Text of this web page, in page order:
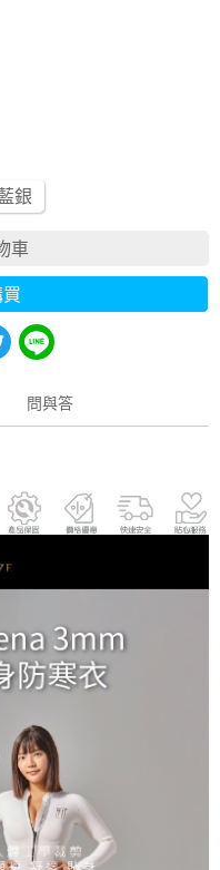
銀
車
問與答